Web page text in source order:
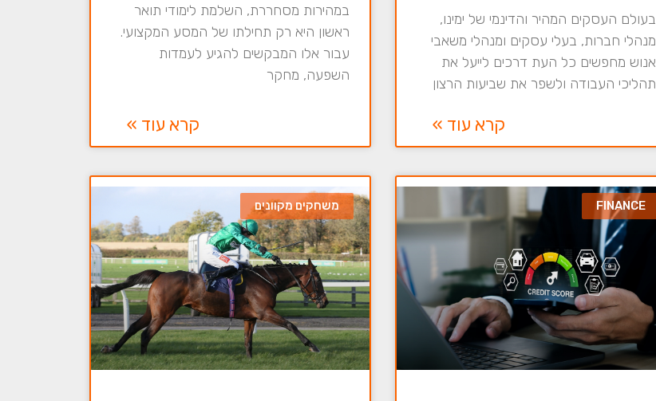
בעולם העסקים המהיר והדינמי של ימינו,
מנהלי חברות, בעלי עסקים ומנהלי משאבי
אנוש מחפשים כל העת דרכים לייעל את
תהליכי העבודה ולשפר את שביעות הרצון
קרא עוד »
במהירות מסחררת, השלמת לימודי תואר
ראשון היא רק תחילתו של המסע המקצועי.
עבור אלו המבקשים להגיע לעמדות
השפעה, מחקר
קרא עוד »
FINANCE משחקים מקוונים